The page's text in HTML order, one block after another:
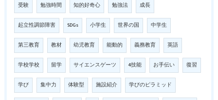
受験 勉強時間 知的好奇心 勉強法 成長
起立性調節障害 SDGs 小学生 世界の国 中学生
第三教育 教材 幼児教育 能動的 義務教育 英語
学校学校 留学 サイエンスゲーツ 4技能 お手伝い 復習
学び 集中力 体験型 施設紹介 学びのピラミッド